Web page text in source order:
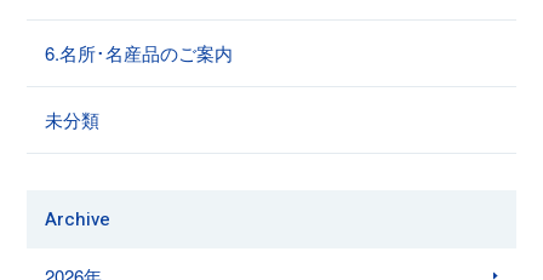
6.名所･名産品のご案内
未分類
Archive